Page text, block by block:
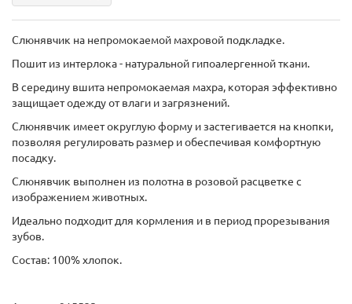
Слюнявчик на непромокаемой махровой подкладке.
Пошит из интерлока - натуральной гипоалергенной ткани.
В середину вшита непромокаемая махра, которая эффективно
защищает одежду от влаги и загрязнений.
Слюнявчик имеет округлую форму и застегивается на кнопки,
позволяя регулировать размер и обеспечивая комфортную
посадку.
Слюнявчик выполнен из полотна в розовой расцветке с
изображением животных.
Идеально подходит для кормления и в период прорезывания
зубов.
Состав: 100% хлопок.